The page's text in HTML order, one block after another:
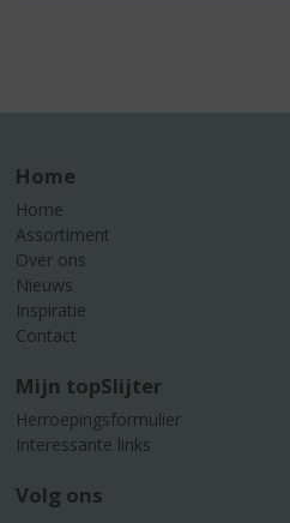
Home
Home
Assortiment
Over ons
Nieuws
Inspiratie
Contact
Mijn topSlijter
Herroepingsformulier
Interessante links
Volg ons